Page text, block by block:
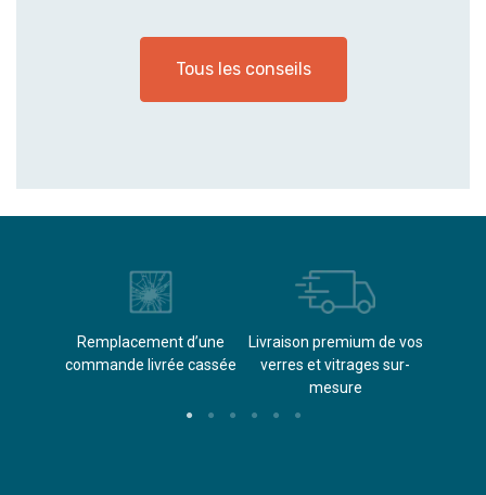
Tous les conseils
Remplacement d’une
commande livrée cassée​
Livraison premium de vos
verres et vitrages sur-
mesure